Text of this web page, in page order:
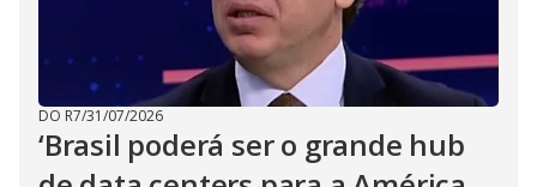
DO R7/31/07/2026
‘Brasil poderá ser o grande hub